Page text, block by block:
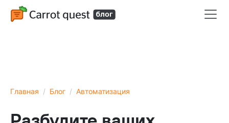
Главная Блог Автоматизация